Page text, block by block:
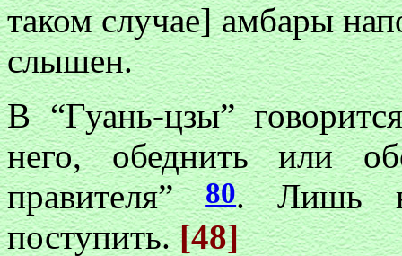
таком случае] амбары
слышен.
В “Гуань-цзы”
него, обеднить или
правителя”80. Лишь
поступить.[48]